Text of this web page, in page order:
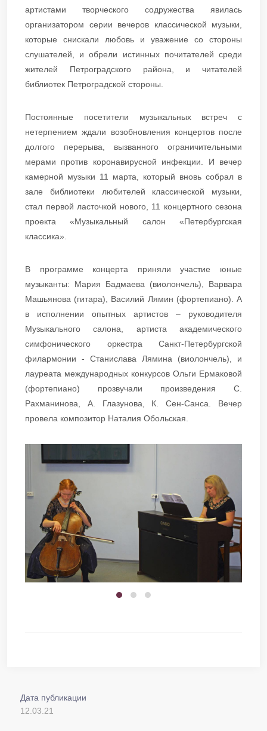
артистами творческого содружества явилась
организатором серии вечеров классической музыки,
которые снискали любовь и уважение со стороны
слушателей, и обрели истинных почитателей среди
жителей Петроградского района, и читателей
библиотек Петроградской стороны.
Постоянные посетители музыкальных встреч с
нетерпением ждали возобновления концертов после
долгого перерыва, вызванного ограничительными
мерами против коронавирусной инфекции. И вечер
камерной музыки 11 марта, который вновь собрал в
зале библиотеки любителей классической музыки,
стал первой ласточкой нового, 11 концертного сезона
проекта «Музыкальный салон «Петербургская
классика».
В программе концерта приняли участие юные
музыканты: Мария Бадмаева (виолончель), Варвара
Машьянова (гитара), Василий Лямин (фортепиано). А
в исполнении опытных артистов – руководителя
Музыкального салона, артиста академического
симфонического оркестра Санкт-Петербургской
филармонии - Станислава Лямина (виолончель), и
лауреата международных конкурсов Ольги Ермаковой
(фортепиано) прозвучали произведения С.
Рахманинова, А. Глазунова, К. Сен-Санса. Вечер
провела композитор Наталия Обольская.
Дата публикации
12.03.21